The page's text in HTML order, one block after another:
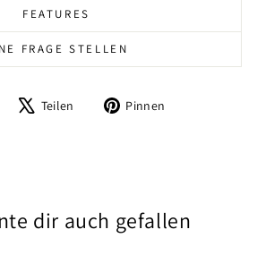
FEATURES
FRAGE STELLEN
Auf
Teilen
Auf
Pinnen
dir auch gefallen